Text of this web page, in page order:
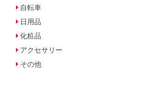
自転車
日用品
化粧品
アクセサリー
その他